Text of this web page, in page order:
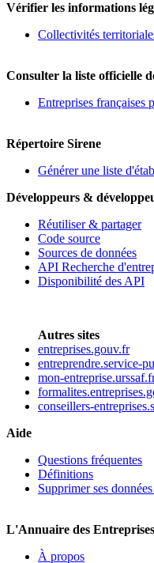
Vérifier les informations
Collectivités
Consulter la liste officielle
Entreprises françaises
Répertoire Sirene
Générer une liste
Développeurs &
Réutiliser & partager
Code source
Sources de données
API Recherche
Disponibilité des API
Autres sites
entreprises.gouv.fr
entreprendre.service-
mon-
conseillers-
Aide
Questions fréquentes
Définitions
Supprimer ses
L'Annuaire des Entreprises
À propos